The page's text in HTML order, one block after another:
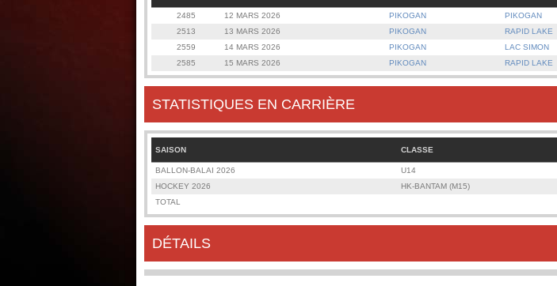
2485 12 MARS 2026 PIKOGAN PIKOGAN
2513 13 MARS 2026 PIKOGAN RAPID LAKE
2559 14 MARS 2026 PIKOGAN LAC SIMON
2585 15 MARS 2026 PIKOGAN RAPID LAKE
STATISTIQUES EN CARRIÈRE
SAISON CLASSE
BALLON-BALAI 2026 U14
HOCKEY 2026
HK-BANTAM (M15)
TOTAL
DÉTAILS